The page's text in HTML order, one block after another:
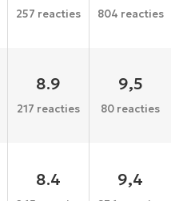
257 reacties 804 reacties
8.9
217 reacties
9,5
80 reacties
8.4 9,4